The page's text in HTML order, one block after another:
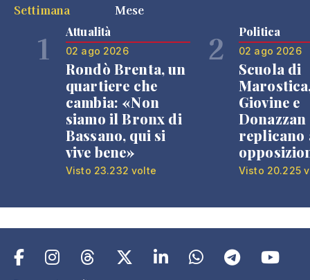
Settimana
Mese
1 Attualità
02 ago 2026
Rondò Brenta, un
quartiere che
cambia: «Non
siamo il Bronx di
Bassano, qui si
vive bene»
Visto 23.232 volte
2 Politica
02 ago 2026
Scuola di
Giovine e
Donazzan
replicano
Visto 20.225